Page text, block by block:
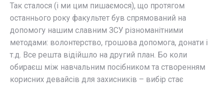
Так сталося (і ми цим пишаємося), що протягом
останнього року факультет був спрямований на
допомогу нашим славним ЗСУ різноманітними
методами: волонтерство, грошова допомога, донати і
т.д. Все решта відійшло на другий план. Бо коли
обираєш між навчальним посібником та створенням
корисних девайсів для захисників – вибір стає